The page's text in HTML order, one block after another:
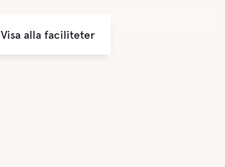
Visa alla faciliteter